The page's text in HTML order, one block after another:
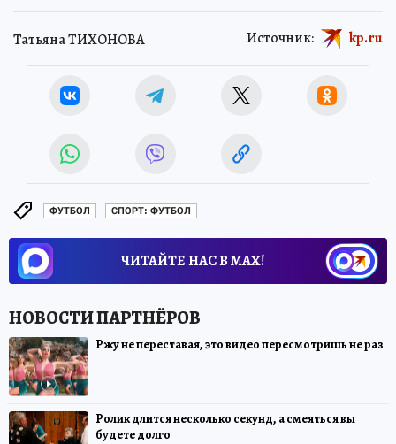
Татьяна ТИХОНОВА Источник: kp.ru
ФУТБОЛ СПОРТ: ФУТБОЛ
ЧИТАЙТЕ НАС В МАХ!
Ржу не переставая, это видео пересмотришь не раз
Ролик длится несколько секунд, а смеяться вы
будете долго